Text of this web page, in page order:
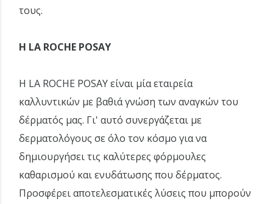
τους.
Η LA ROCHE POSAY
Η LA ROCHE POSAY είναι μία εταιρεία
καλλυντικών με βαθιά γνώση των αναγκών του
δέρματός μας. Γι' αυτό συνεργάζεται με
δερματολόγους σε όλο τον κόσμο για να
δημιουργήσει τις καλύτερες φόρμουλες
καθαρισμού και ενυδάτωσης που δέρματος.
Προσφέρει αποτελεσματικές λύσεις που μπορούν